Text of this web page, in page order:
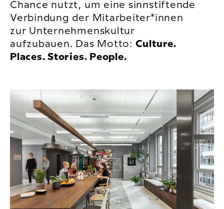
Chance nutzt, um eine sinnstiftende
Verbindung der Mitarbeiter*innen
zur Unternehmenskultur
aufzubauen. Das Motto: Culture.
Places. Stories. People.